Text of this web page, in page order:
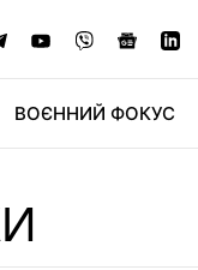
ВОЄННИЙ ФОКУС